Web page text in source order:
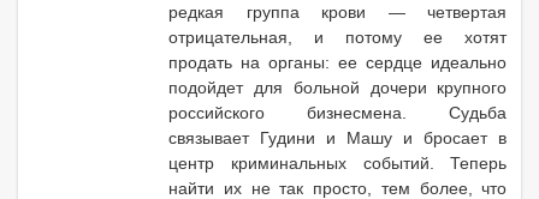
редкая группа крови — четвертая
отрицательная, и потому ее хотят
продать на органы: ее сердце идеально
подойдет для больной дочери крупного
российского бизнесмена. Судьба
связывает Гудини и Машу и бросает в
центр криминальных событий. Теперь
найти их не так просто, тем более, что